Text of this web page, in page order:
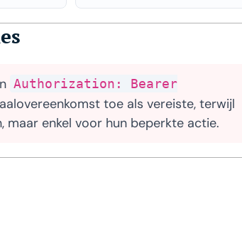
Authorization: Bearer
toe als vereiste, terwijl
maar enkel voor hun beperkte actie.